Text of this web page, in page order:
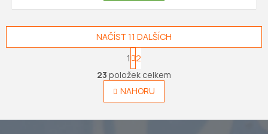
O
v
l
á
NAČÍST 11 DALŠÍCH
S
t
r
á
n
k
v
1 2
23 položek celkem
NAHORU